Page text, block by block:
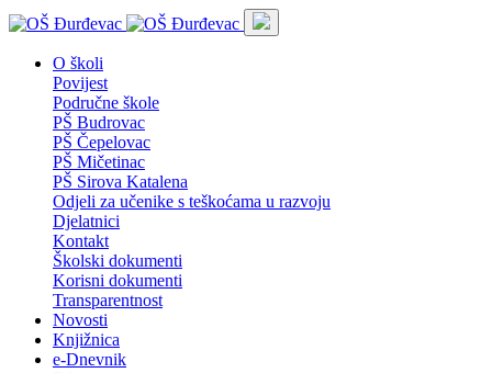
O školi
Povijest
Područne škole
PŠ Budrovac
PŠ Čepelovac
PŠ Mičetinac
PŠ Sirova Katalena
Odjeli za učenike s teškoćama u razvoju
Djelatnici
Kontakt
Školski dokumenti
Korisni dokumenti
Transparentnost
Novosti
Knjižnica
e-Dnevnik